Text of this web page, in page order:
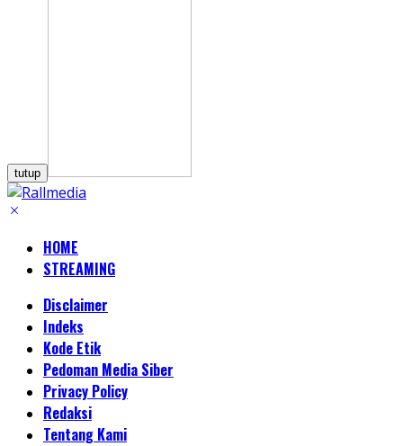
tutup
HOME
STREAMING
Disclaimer
Indeks
Kode Etik
Pedoman Media Siber
Privacy Policy
Redaksi
Tentang Kami